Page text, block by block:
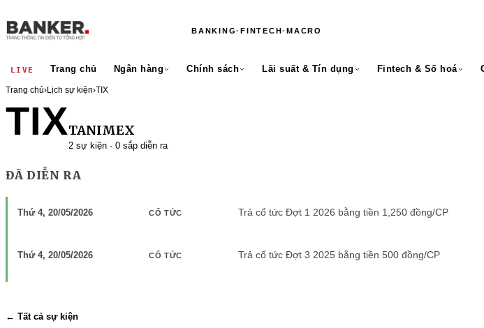
BANKING·FINTECH·MACRO
LIVE Trang chủ Ngân hàng Chính sách Lãi suất & Tín dụng Fintech & Số hoá
Trang chủ›Lịch sự kiện›TIX
TIXTANIMEX
2 sự kiện · 0 sắp diễn ra
ĐÃ DIỄN RA
Thứ 4, 20/05/2026 CỔ TỨC Trả cổ tức Đợt 1 2026 bằng tiền 1,250 đồng/CP
Thứ 4, 20/05/2026 CỔ TỨC Trả cổ tức Đợt 3 2025 bằng tiền 500 đồng/CP
← Tất cả sự kiện